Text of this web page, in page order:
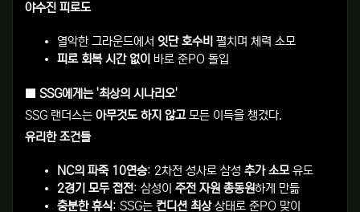
야수진 피로도
열악한 그라운드에서 잇단 호수비 펼치며 체력 소모
피로 회복 시간 없이 바로 준PO 돌입
■ SSG에게는 '최상의 시나리오'
SSG 랜더스는 아무것도 하지 않고모든 이득을 챙겼다.
유리한 조건들
NC의 파죽 10연승: 2차전 성사로 삼성 추가 소모유도
2경기 모두 접전: 삼성이 주전 자원 총동원하게 만듦
충분한 휴식: SSG는 컨디션 최상상태로 준PO 맞이